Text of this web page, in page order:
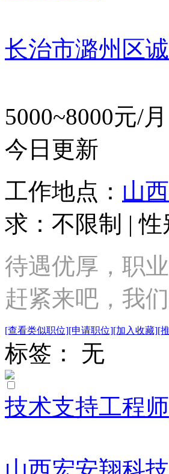
长治市潞州区
5000~8000元/月
今日更新
工作地点： 山
求：不限制 |
待遇优厚，职
赶紧来吧，我
[查看类似职位][申请职位][加入收藏][
标签： 无
技术支持工程师